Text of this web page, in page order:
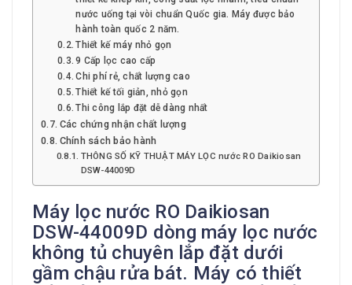
nước uống tại vòi chuẩn Quốc gia. Máy được bảo
hành toàn quốc 2 năm.
Thiết kế máy nhỏ gọn
9 Cấp lọc cao cấp
Chi phí rẻ, chất lượng cao
Thiết kế tối giản, nhỏ gọn
Thi công lắp đặt dễ dàng nhất
Các chứng nhận chất lượng
Chính sách bảo hành
THÔNG SỐ KỸ THUẬT MÁY LỌC nước RO Daikiosan
DSW-44009D
Máy lọc nước RO Daikiosan
DSW-44009D dòng máy lọc nước
không tủ chuyên lắp đặt dưới
gầm chậu rửa bát. Máy có thiết